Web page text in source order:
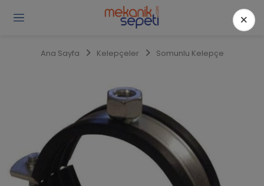
Ana Sayfa Kelepçeler Somunlu Kelepçe
×